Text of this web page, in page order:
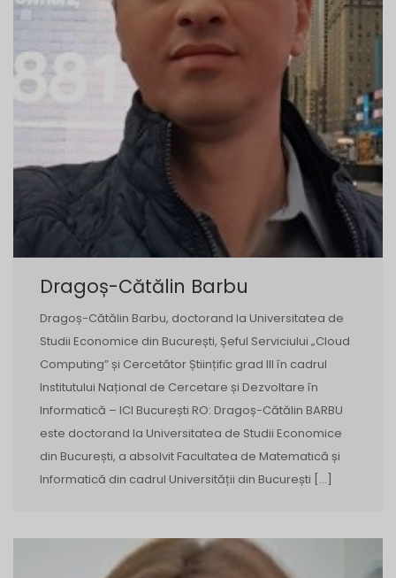
Dragoș-Cătălin Barbu
Dragoș-Cătălin Barbu, doctorand la Universitatea de
Studii Economice din București, Șeful Serviciului „Cloud
Computing” și Cercetător Științific grad III în cadrul
Institutului Național de Cercetare și Dezvoltare în
Informatică – ICI București RO: Dragoș-Cătălin BARBU
este doctorand la Universitatea de Studii Economice
din București, a absolvit Facultatea de Matematică și
Informatică din cadrul Universității din București […]